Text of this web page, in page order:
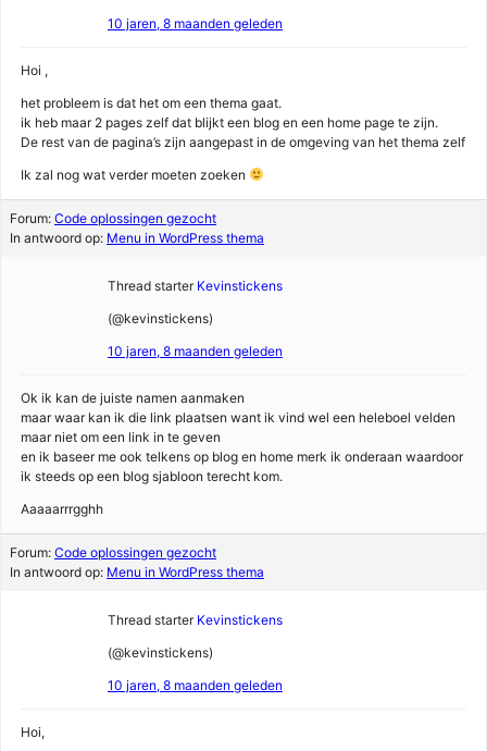
10 jaren, 8 maanden geleden
Hoi ,
het probleem is dat het om een thema gaat.
ik heb maar 2 pages zelf dat blijkt een blog en een home page te zijn.
De rest van de pagina’s zijn aangepast in de omgeving van het thema zelf
Ik zal nog wat verder moeten zoeken
Forum: Code oplossingen gezocht
In antwoord op: Menu in WordPress thema
Thread starter Kevinstickens
(@kevinstickens)
10 jaren, 8 maanden geleden
Ok ik kan de juiste namen aanmaken
maar waar kan ik die link plaatsen want ik vind wel een heleboel velden
maar niet om een link in te geven
en ik baseer me ook telkens op blog en home merk ik onderaan waardoor
ik steeds op een blog sjabloon terecht kom.
Aaaaarrrgghh
Forum: Code oplossingen gezocht
In antwoord op: Menu in WordPress thema
Thread starter Kevinstickens
(@kevinstickens)
10 jaren, 8 maanden geleden
Hoi,